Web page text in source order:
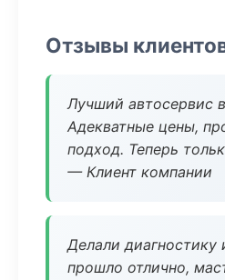
Отзывы
Лучший автосервис
Адекватные цены,
подход. Теперь
— Клиент компании
Делали диагностику
прошло отлично,